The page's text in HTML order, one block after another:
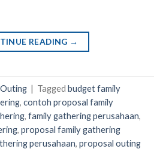
READING →
| Tagged budget family
, contoh proposal family
, family gathering perusahaan,
, proposal family gathering
perusahaan, proposal outing